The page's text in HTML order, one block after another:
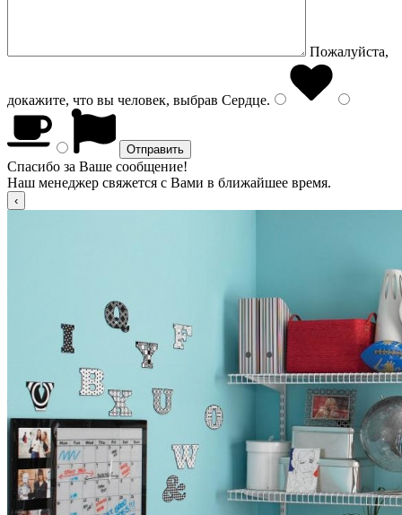
Пожалуйста,
докажите, что вы человек, выбрав Сердце.
Спасибо за Ваше сообщение!
Наш менеджер свяжется с Вами в ближайшее время.